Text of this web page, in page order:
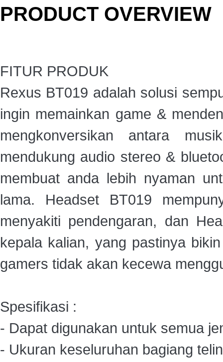
PRODUCT OVERVIEW
FITUR PRODUK
Rexus BT019 adalah solusi
ingin memainkan game &
mengkonversikan antara
mendukung audio stereo &
membuat anda lebih nyaman
lama. Headset BT019
menyakiti pendengaran, dan
kepala kalian, yang pastinya
gamers tidak akan kecewa
Spesifikasi :
- Dapat digunakan untuk semua
- Ukuran keseluruhan bagiang